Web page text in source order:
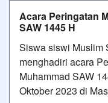
Acara Peringatan
SAW 1445 H
Siswa siswi Muslim
menghadiri acara
Muhammad SAW
Oktober 2023 di